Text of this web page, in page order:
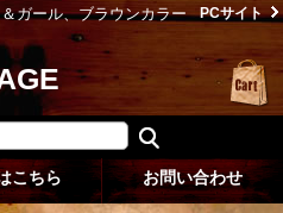
ガール、ブラウンカラー
PCサイト
こちら お問い合わせ